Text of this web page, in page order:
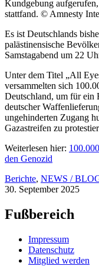
Kundgebung
stattfand. © Amnesty
Es ist Deutschlands
palästinensische
Samstagabend um 22
Unter dem Titel „All
versammelten sich
Deutschland, um für ein
deutscher
ungehinderten Zugang
Gazastreifen zu
Weiterlesen hier:
den Genozid
Berichte, NEWS /
30. September 2025
Fußbereich
Impressum
Datenschutz
Mitglied werden